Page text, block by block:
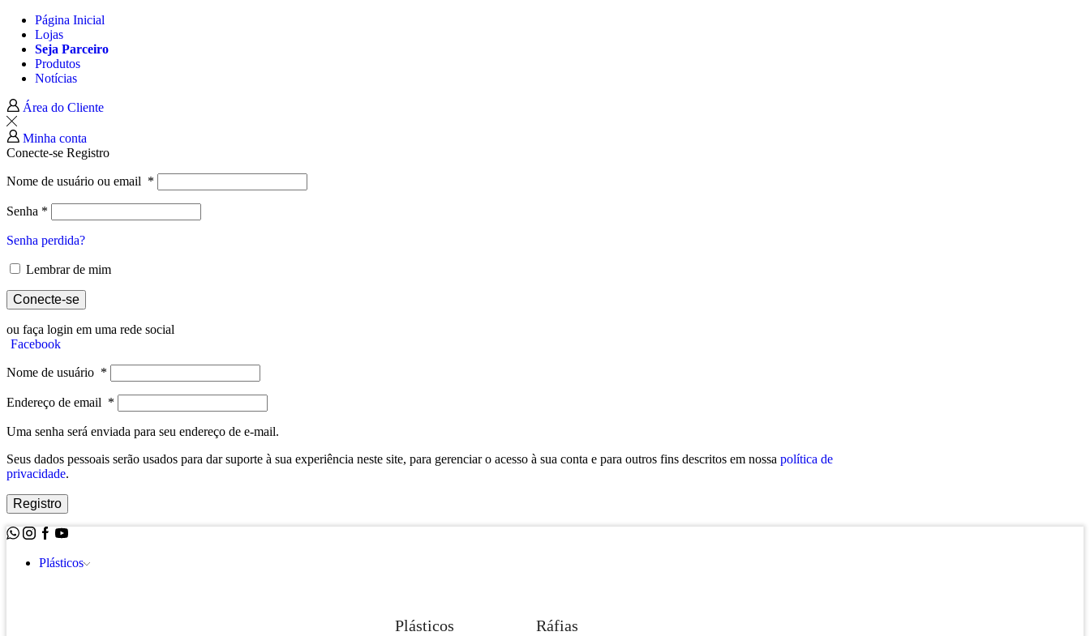
Página Inicial
Lojas
Seja Parceiro
Produtos
Notícias
Área do Cliente
Minha conta
Conecte-se Registro
Nome de usuário ou email *
Senha *
Senha perdida?
Lembrar de mim
Conecte-se
ou faça login em uma rede social
Facebook
Nome de usuário *
Endereço de email *
Uma senha será enviada para seu endereço de e-mail.
Seus dados pessoais serão usados ​​para dar suporte à sua experiência neste site, para gerenciar o acesso à sua conta e para outros fins descritos em nossa política de
privacidade.
Registro
Whatsapp
Instagram
Facebook
Youtube
Plásticos
Plásticos Ráfias